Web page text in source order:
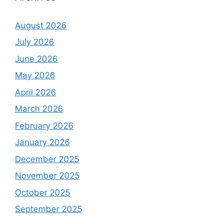
August 2026
July 2026
June 2026
May 2026
April 2026
March 2026
February 2026
January 2026
December 2025
November 2025
October 2025
September 2025